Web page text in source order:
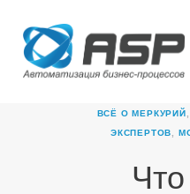
ВСЁ О МЕРКУРИЙ
ЭКСПЕРТОВ
ГЛАВНАЯ